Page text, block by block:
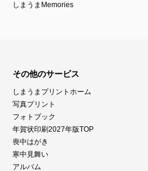
しまうまMemories
その他のサービス
しまうまプリントホーム
写真プリント
フォトブック
年賀状印刷2027年版TOP
喪中はがき
寒中見舞い
アルバム